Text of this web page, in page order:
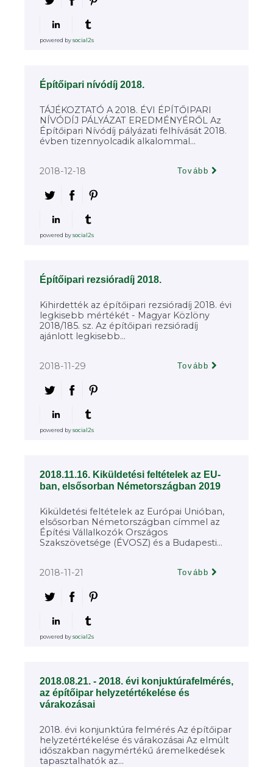
powered bysocial2s
Építőipari nívódíj 2018.
TÁJÉKOZTATÓ A 2018. ÉVI ÉPÍTŐIPARI
NÍVÓDÍJ PÁLYÁZAT EREDMÉNYÉRŐL Az
Építőipari Nívódíj pályázati felhívását 2018.
évben tizennyolcadik alkalommal...
2018-12-18 Tovább
powered bysocial2s
Építőipari rezsióradíj 2018.
Kihirdették az építőipari rezsióradíj 2018. évi
legkisebb mértékét - Magyar Közlöny
2018/185. sz. Az építőipari rezsióradíj
ajánlott legkisebb...
2018-11-29 Tovább
powered bysocial2s
2018.11.16. Kiküldetési feltételek az EU-
ban, elsősorban Németországban 2019
Kiküldetési feltételek az Európai Unióban,
elsősorban Németországban címmel az
Építési Vállalkozók Országos
Szakszövetsége (ÉVOSZ) és a Budapesti...
2018-11-21 Tovább
powered bysocial2s
2018.08.21. - 2018. évi konjuktúrafelmérés,
az építőipar helyzetértékelése és
várakozásai
2018. évi konjunktúra felmérés Az építőipar
helyzetértékelése és várakozásai Az elmúlt
időszakban nagymértékű áremelkedések
tapasztalhatók az...